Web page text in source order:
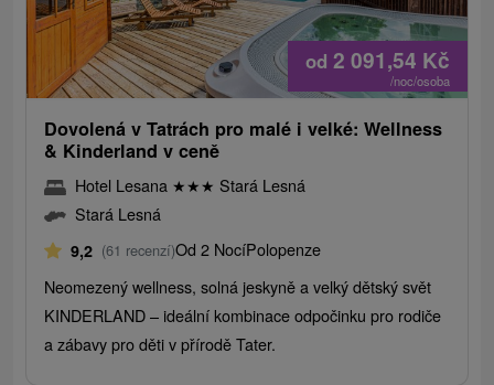
od 2 091,54 Kč
/noc/osoba
Dovolená v Tatrách pro malé i velké: Wellness
& Kinderland v ceně
Hotel Lesana ★★★ Stará Lesná
Stará Lesná
9,2 (61 recenzí)Od 2 NocíPolopenze
Neomezený wellness, solná jeskyně a velký dětský svět
KINDERLAND – ideální kombinace odpočinku pro rodiče
a zábavy pro děti v přírodě Tater.